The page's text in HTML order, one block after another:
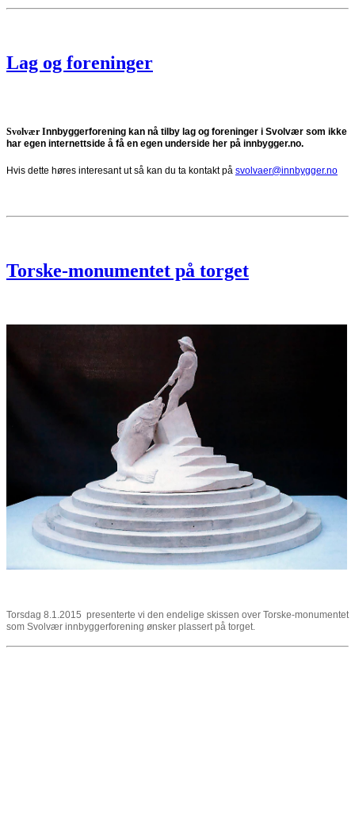
Lag og foreninger
Svolvær Innbyggerforening kan nå tilby lag og foreninger i Svolvær som ikke
har egen internettside å få en egen underside her på innbygger.no.
Hvis dette høres interesant ut så kan du ta kontakt på svolvaer@innbygger.no
Torske-monumentet på torget
Torsdag 8.1.2015 presenterte vi den endelige skissen over Torske-monumentet
som Svolvær innbyggerforening ønsker plassert på torget.